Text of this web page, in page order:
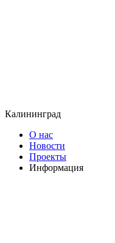
Калининград
О нас
Новости
Проекты
Информация